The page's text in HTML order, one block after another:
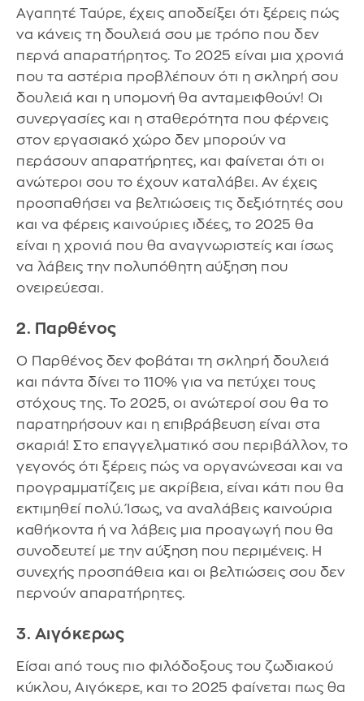
Αγαπητέ Ταύρε, έχεις αποδείξει ότι ξέρεις πώς
να κάνεις τη δουλειά σου με τρόπο που δεν
περνά απαρατήρητος. Το 2025 είναι μια χρονιά
που τα αστέρια προβλέπουν ότι η σκληρή σου
δουλειά και η υπομονή θα ανταμειφθούν! Οι
συνεργασίες και η σταθερότητα που φέρνεις
στον εργασιακό χώρο δεν μπορούν να
περάσουν απαρατήρητες, και φαίνεται ότι οι
ανώτεροι σου το έχουν καταλάβει. Αν έχεις
προσπαθήσει να βελτιώσεις τις δεξιότητές σου
και να φέρεις καινούριες ιδέες, το 2025 θα
είναι η χρονιά που θα αναγνωριστείς και ίσως
να λάβεις την πολυπόθητη αύξηση που
ονειρεύεσαι.
2. Παρθένος
Ο Παρθένος δεν φοβάται τη σκληρή δουλειά
και πάντα δίνει το 110% για να πετύχει τους
στόχους της. Το 2025, οι ανώτεροί σου θα το
παρατηρήσουν και η επιβράβευση είναι στα
σκαριά! Στο επαγγελματικό σου περιβάλλον, το
γεγονός ότι ξέρεις πώς να οργανώνεσαι και να
προγραμματίζεις με ακρίβεια, είναι κάτι που θα
εκτιμηθεί πολύ. Ίσως, να αναλάβεις καινούρια
καθήκοντα ή να λάβεις μια προαγωγή που θα
συνοδευτεί με την αύξηση που περιμένεις. Η
συνεχής προσπάθεια και οι βελτιώσεις σου δεν
περνούν απαρατήρητες.
3. Αιγόκερως
Είσαι από τους πιο φιλόδοξους του ζωδιακού
κύκλου, Αιγόκερε, και το 2025 φαίνεται πως θα